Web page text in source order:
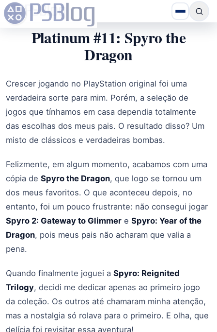
Platinum #11: Spyro the
Dragon
Crescer jogando no PlayStation original foi uma
verdadeira sorte para mim. Porém, a seleção de
jogos que tínhamos em casa dependia totalmente
das escolhas dos meus pais. O resultado disso? Um
misto de clássicos e verdadeiras bombas.
Felizmente, em algum momento, acabamos com uma
cópia de Spyro the Dragon, que logo se tornou um
dos meus favoritos. O que aconteceu depois, no
entanto, foi um pouco frustrante: não consegui jogar
Spyro 2: Gateway to Glimmer e Spyro: Year of the
Dragon, pois meus pais não acharam que valia a
pena.
Quando finalmente joguei a Spyro: Reignited
Trilogy, decidi me dedicar apenas ao primeiro jogo
da coleção. Os outros até chamaram minha atenção,
mas a nostalgia só rolava para o primeiro. E olha, que
delícia foi revisitar essa aventura!